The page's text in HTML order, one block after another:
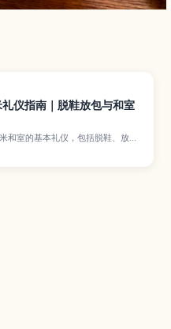
礼仪指南｜脱鞋放包与和室
和室的基本礼仪，包括脱鞋、放
细节，帮助新手从容应对。